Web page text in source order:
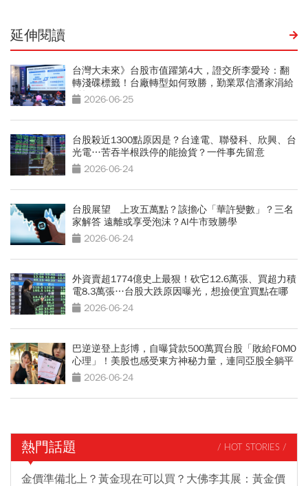
延伸閱讀
台灣大未來》台股市值躍第4大，證交所李愛玲：翻
轉淺碟標籤！台廠轉型如何致勝，勤業眾信潘家涓給
3策略2026-06-25
台股殺近1300點原因是？台達電、聯發科、欣興、台
光電…苦吞半根跌停的能撿貨？一件事先留意
2026-06-24
台股展望 上攻五萬點？該擔心「華許變數」？三名
家解答 遠離或享受泡沫？AI牛市致勝學
2026-06-24
外資賣超1774億史上最狠！砍它12.6萬張、買超力積
電8.3萬張…台股大跌原因曝光，想撿便宜買點在哪
2026-06-24
巴逆逆登上彭博，自曝貸款500萬買台股「敗給FOMO
心理」！美股也感受東方神秘力量，連同亞股全躺平
2026-06-24
熱門話題 / HOT STORIES /
金價準備北上？黃金現在可以買？大佛李其展：黃金價